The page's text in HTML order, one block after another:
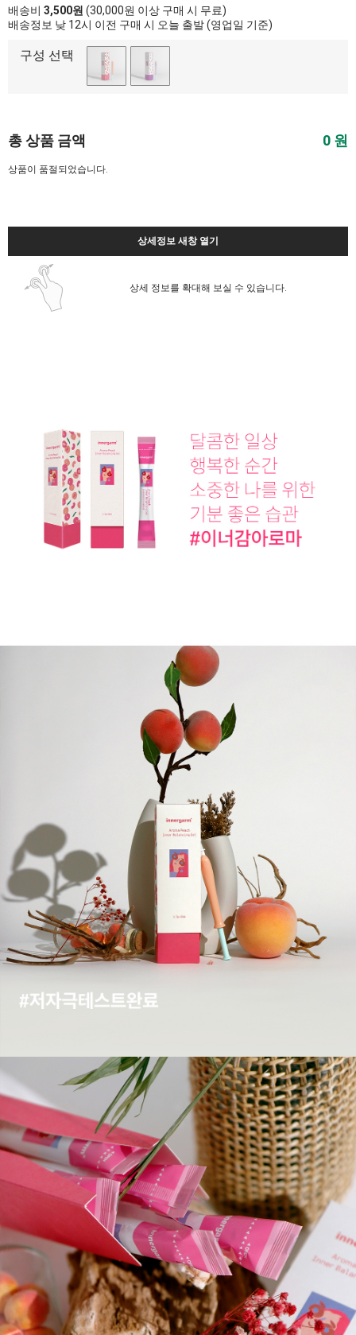
배송비 3,500원 (30,000원 이상 구매 시 무료)
배송정보 낮 12시 이전 구매 시 오늘 출발 (영업일 기준)
구성 선택
총 상품 금액 0 원
상품이 품절되었습니다.
상세정보 새창 열기
상세 정보를 확대해 보실 수 있습니다.